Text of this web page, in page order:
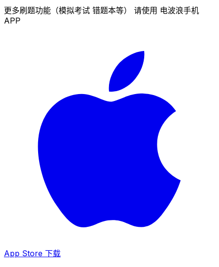
更多刷题功能（模拟考试 错题本等） 请使用 电波浪手机
APP
App Store 下载